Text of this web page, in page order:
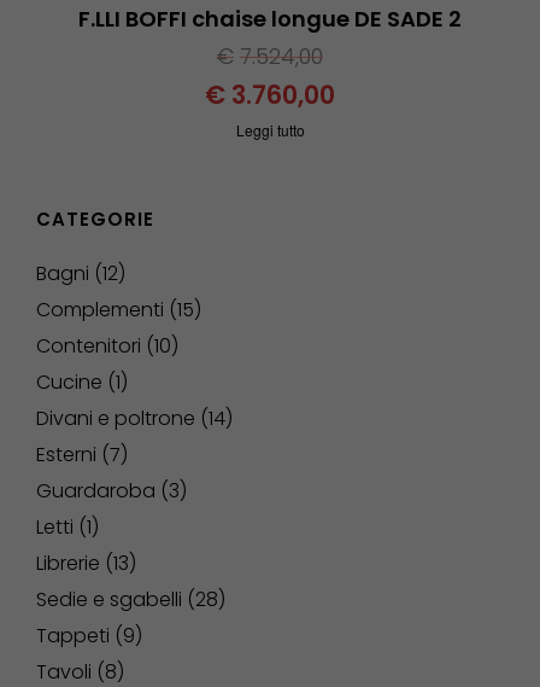
F.LLI BOFFI chaise longue DE SADE 2
€ 7.524,00
€ 3.760,00
Leggi tutto
CATEGORIE
Bagni 12
Complementi 15
Contenitori 10
Cucine 1
Divani e poltrone 14
Esterni 7
Guardaroba 3
Letti 1
Librerie 13
Sedie e sgabelli 28
Tappeti 9
Tavoli 8